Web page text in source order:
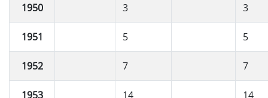
1950 3 3
1951 5 5
1952 7 7
1953 14 14